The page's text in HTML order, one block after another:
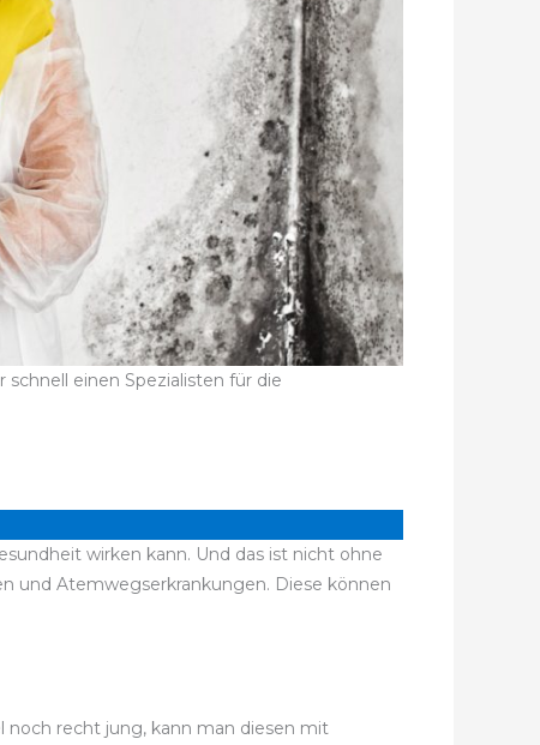
einen Spezialisten für die
wirken kann. Und das ist nicht ohne
und Atemwegserkrankungen. Diese können
noch recht jung, kann man diesen mit